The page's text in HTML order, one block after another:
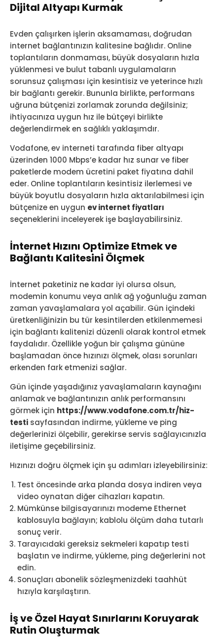
Dijital Altyapı Kurmak
Evden çalışırken işlerin aksamaması, doğrudan
internet bağlantınızın kalitesine bağlıdır. Online
toplantıların donmaması, büyük dosyaların hızla
yüklenmesi ve bulut tabanlı uygulamaların
sorunsuz çalışması için kesintisiz ve yeterince hızlı
bir bağlantı gerekir. Bununla birlikte, performans
uğruna bütçenizi zorlamak zorunda değilsiniz;
ihtiyacınıza uygun hız ile bütçeyi birlikte
değerlendirmek en sağlıklı yaklaşımdır.
Vodafone, ev interneti tarafında fiber altyapı
üzerinden 1000 Mbps’e kadar hız sunar ve fiber
paketlerde modem ücretini paket fiyatına dahil
eder. Online toplantıların kesintisiz ilerlemesi ve
büyük boyutlu dosyaların hızla aktarılabilmesi için
bütçenize en uygun ev internet fiyatları
seçeneklerini inceleyerek işe başlayabilirsiniz.
İnternet Hızını Optimize Etmek ve
Bağlantı Kalitesini Ölçmek
İnternet paketiniz ne kadar iyi olursa olsun,
modemin konumu veya anlık ağ yoğunluğu zaman
zaman yavaşlamalara yol açabilir. Gün içindeki
üretkenliğinizin bu tür kesintilerden etkilenmemesi
için bağlantı kalitenizi düzenli olarak kontrol etmek
faydalıdır. Özellikle yoğun bir çalışma gününe
başlamadan önce hızınızı ölçmek, olası sorunları
erkenden fark etmenizi sağlar.
Gün içinde yaşadığınız yavaşlamaların kaynağını
anlamak ve bağlantınızın anlık performansını
görmek için https://www.vodafone.com.tr/hiz-
testi sayfasından indirme, yükleme ve ping
değerlerinizi ölçebilir, gerekirse servis sağlayıcınızla
iletişime geçebilirsiniz.
Hızınızı doğru ölçmek için şu adımları izleyebilirsiniz:
Test öncesinde arka planda dosya indiren veya
video oynatan diğer cihazları kapatın.
Mümkünse bilgisayarınızı modeme Ethernet
kablosuyla bağlayın; kablolu ölçüm daha tutarlı
sonuç verir.
Tarayıcıdaki gereksiz sekmeleri kapatıp testi
başlatın ve indirme, yükleme, ping değerlerini not
edin.
Sonuçları abonelik sözleşmenizdeki taahhüt
hızıyla karşılaştırın.
İş ve Özel Hayat Sınırlarını Koruyarak
Rutin Oluşturmak